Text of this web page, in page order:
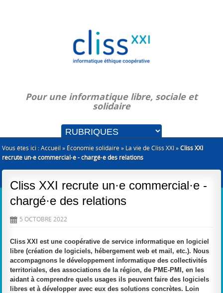
Pour une informatique libre, sociale et
solidaire
Vous êtes ici :Accueil » Économie solidaire » La vie de Cliss XXI »Cliss XXI
recrute un·e commercial·e - chargé·e des relations
Cliss XXI recrute un·e commercial·e -
chargé·e des relations
D 5 OCTOBRE 2022
Cliss XXI est une coopérative de service informatique en logiciel
libre (création de logiciels, hébergement web et mail, etc.). Nous
accompagnons le développement informatique des collectivités
territoriales, des associations de la région, de PME-PMI, en les
aidant à comprendre quels usages ils peuvent faire des logiciels
libres et à développer avec eux des solutions concrètes. Loin